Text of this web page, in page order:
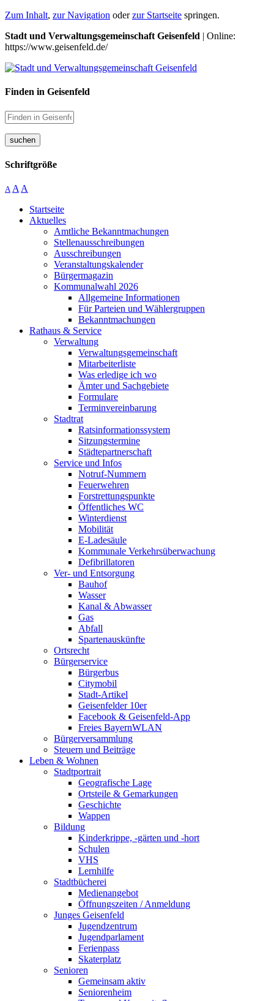
Zum Inhalt, zur Navigation oderzur Startseite springen.
Stadt und Verwaltungsgemeinschaft Geisenfeld | Online:
https://www.geisenfeld.de/
Finden in Geisenfeld
suchen
Schriftgröße
A A A
Startseite
Aktuelles
Amtliche Bekanntmachungen
Stellenausschreibungen
Ausschreibungen
Veranstaltungskalender
Bürgermagazin
Kommunalwahl 2026
Allgemeine Informationen
Für Parteien und Wählergruppen
Bekanntmachungen
Rathaus & Service
Verwaltung
Verwaltungsgemeinschaft
Mitarbeiterliste
Was erledige ich wo
Ämter und Sachgebiete
Formulare
Terminvereinbarung
Stadtrat
Ratsinformationssystem
Sitzungstermine
Städtepartnerschaft
Service und Infos
Notruf-Nummern
Feuerwehren
Forstrettungspunkte
Öffentliches WC
Winterdienst
Mobilität
E-Ladesäule
Kommunale Verkehrsüberwachung
Defibrillatoren
Ver- und Entsorgung
Bauhof
Wasser
Kanal & Abwasser
Gas
Abfall
Spartenauskünfte
Ortsrecht
Bürgerservice
Bürgerbus
Citymobil
Stadt-Artikel
Geisenfelder 10er
Facebook & Geisenfeld-App
Freies BayernWLAN
Bürgerversammlung
Steuern und Beiträge
Leben & Wohnen
Stadtportrait
Geografische Lage
Ortsteile & Gemarkungen
Geschichte
Wappen
Bildung
Kinderkrippe, -gärten und -hort
Schulen
VHS
Lernhilfe
Stadtbücherei
Medienangebot
Öffnungszeiten / Anmeldung
Junges Geisenfeld
Jugendzentrum
Jugendparlament
Ferienpass
Skaterplatz
Senioren
Gemeinsam aktiv
Seniorenheim